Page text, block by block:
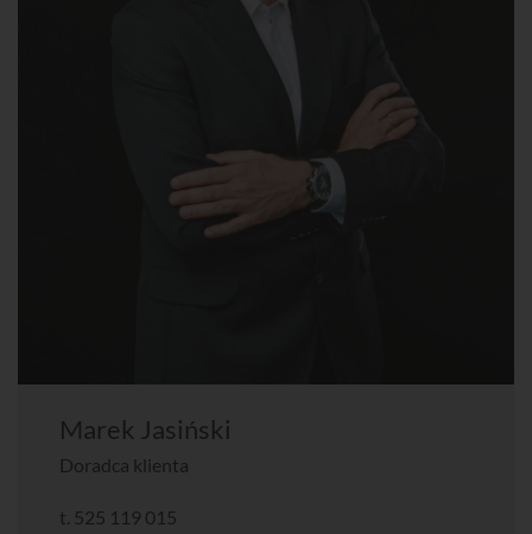
Marek Jasiński
Doradca klienta
t. 525 119 015